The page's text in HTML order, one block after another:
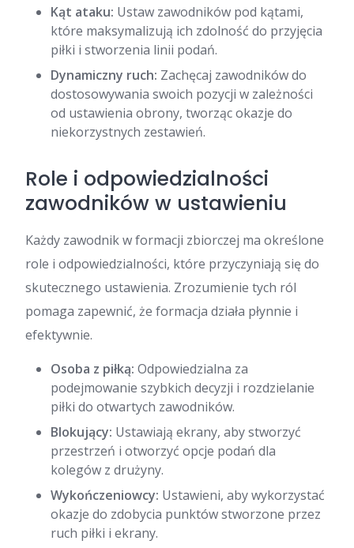
Kąt ataku: Ustaw zawodników pod kątami,
które maksymalizują ich zdolność do przyjęcia
piłki i stworzenia linii podań.
Dynamiczny ruch: Zachęcaj zawodników do
dostosowywania swoich pozycji w zależności
od ustawienia obrony, tworząc okazje do
niekorzystnych zestawień.
Role i odpowiedzialności
zawodników w ustawieniu
Każdy zawodnik w formacji zbiorczej ma określone
role i odpowiedzialności, które przyczyniają się do
skutecznego ustawienia. Zrozumienie tych ról
pomaga zapewnić, że formacja działa płynnie i
efektywnie.
Osoba z piłką: Odpowiedzialna za
podejmowanie szybkich decyzji i rozdzielanie
piłki do otwartych zawodników.
Blokujący: Ustawiają ekrany, aby stworzyć
przestrzeń i otworzyć opcje podań dla
kolegów z drużyny.
Wykończeniowcy: Ustawieni, aby wykorzystać
okazje do zdobycia punktów stworzone przez
ruch piłki i ekrany.